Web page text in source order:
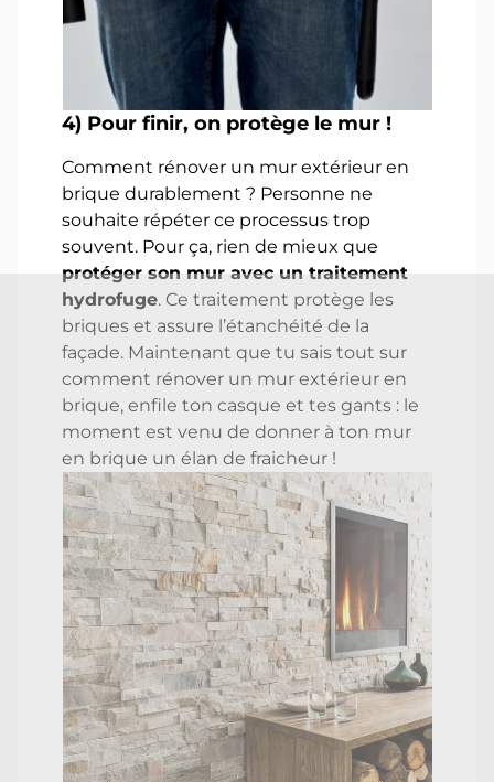
4) Pour finir, on protège le mur !
Comment rénover un mur extérieur en
brique durablement ? Personne ne
souhaite répéter ce processus trop
souvent. Pour ça, rien de mieux que
protéger son mur avec un traitement
hydrofuge. Ce traitement protège les
briques et assure l’étanchéité de la
façade. Maintenant que tu sais tout sur
comment rénover un mur extérieur en
brique, enfile ton casque et tes gants : le
moment est venu de donner à ton mur
en brique un élan de fraicheur !